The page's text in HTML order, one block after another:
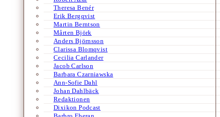
Theresa Benér
Erik Bergqvist
Martin Berntson
Mårten Björk
Anders Björnsson
Clarissa Blomqvist
Cecilia Carlander
Jacob Carlson
Barbara Czarniawska
Ann-Sofie Dahl
Johan Dahlbäck
Redaktionen
Dixikon Podcast